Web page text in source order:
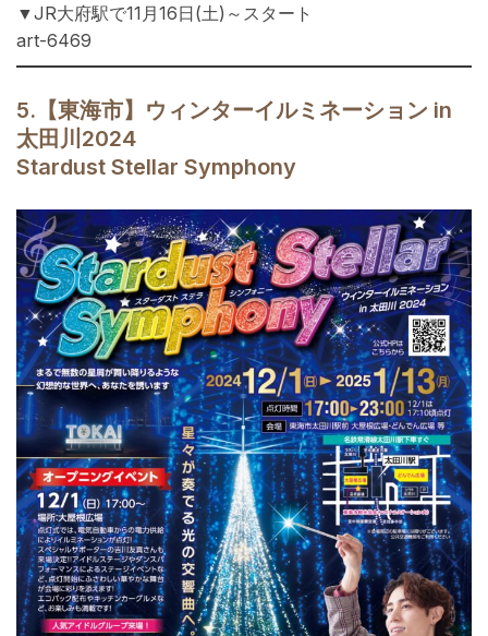
▼JR大府駅で11月16日(土)～ スタート
art-6469
5.【東海市】ウィンターイルミネーション in
太田川2024
Stardust Stellar Symphony